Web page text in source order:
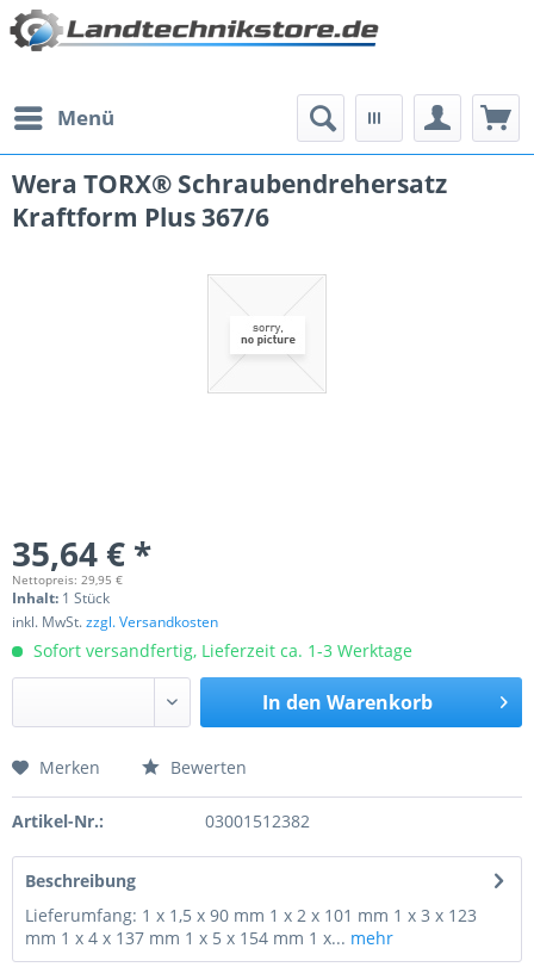
Menü
Wera TORX® Schraubendrehersatz
Kraftform Plus 367/6
35,64 € *
Nettopreis: 29,95 €
Inhalt: 1 Stück
inkl. MwSt.zzgl. Versandkosten
Sofort versandfertig, Lieferzeit ca. 1-3 Werktage
In den Warenkorb
Preis anfragen
Merken Bewerten
Artikel-Nr.: 03001512382
Beschreibung
Lieferumfang: 1 x 1,5 x 90 mm 1 x 2 x 101 mm 1 x 3 x 123
mm 1 x 4 x 137 mm 1 x 5 x 154 mm 1 x... mehr